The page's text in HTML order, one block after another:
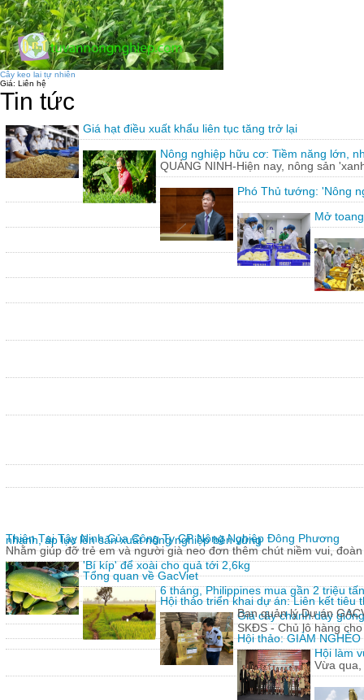
Cây keo lai tự nhiên
Giá: Liên hệ
Tin tức
Giá hạt điều xuất khẩu liên tục tăng trở lại
Nông nghiệp hữu cơ: Tiềm năng lớn,
QUẢNG NINH-Hiện nay, nông sản
Phó Thủ tướng: 'Nông
Mở
nhanh, áp lực lên sản xuất nông nghiệp bền vững
'Bí kíp' để xoài cho quả tới 2,6kg
6 tháng, Philippines mua gần 2 triệu
Giả cây chanh dây
SKĐS - Chủ lô hàng
Hội làm
Vừa qua,
Thiện Tại Tây Ninh Của Công Ty CP Nông Nghiệp Đông Phương
Nhằm giúp đỡ trẻ em và người già neo đơn thêm chút niềm vui,
Tổng quan về GacViet
Hội thảo triển khai dự án: Liên kết tiêu
Ban quản lý Dự án
Hội thảo: GIẢM